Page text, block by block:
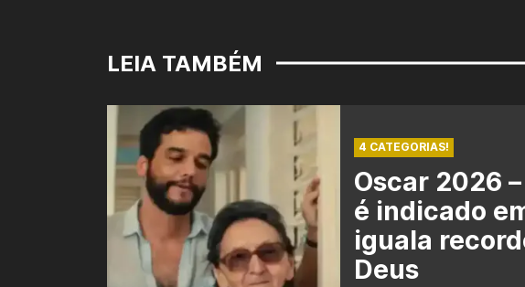
LEIA TAMBÉM
4 CATEGORIAS!
Oscar 2026
é indicado
iguala
Deus